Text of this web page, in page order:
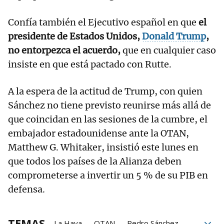
Confía también el Ejecutivo español en que el
presidente de Estados Unidos,Donald Trump,
no entorpezca el acuerdo,que en cualquier caso
insiste en que está pactado con Rutte.
A la espera de la actitud de Trump, con quien
Sánchez no tiene previsto reunirse más allá de
que coincidan en las sesiones de la cumbre, el
embajador estadounidense ante la OTAN,
Matthew G. Whitaker, insistió este lunes en
que todos los países de la Alianza deben
comprometerse a invertir un 5 % de su PIB en
defensa.